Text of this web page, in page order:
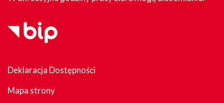
Deklaracja Dostępności
Mapa strony